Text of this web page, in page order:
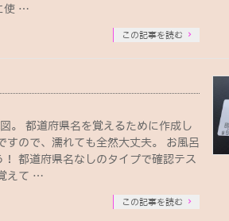
使 …
この記事を読む
。 都道府県名を覚えるために作成し
すので、濡れても全然大丈夫。 お風呂
都道府県名なしのタイプで確認テス
えて …
この記事を読む